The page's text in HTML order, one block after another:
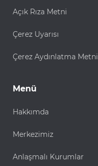
Açık Rıza Metni
Çerez Uyarısı
Çerez Aydınlatma Metni
Menü
Hakkımda
Merkezimiz
Anlaşmalı Kurumlar